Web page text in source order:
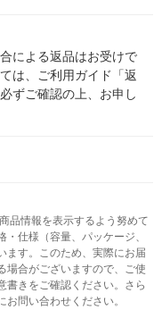
による返品はお受けで
は、ご利用ガイド「返
ずご確認の上、お申し
品情報を表示するよう努めて
仕様（容量、パッケージ、
ます。このため、実際にお届
場合がございますので、ご使
書きをご確認ください。さら
問い合わせください。